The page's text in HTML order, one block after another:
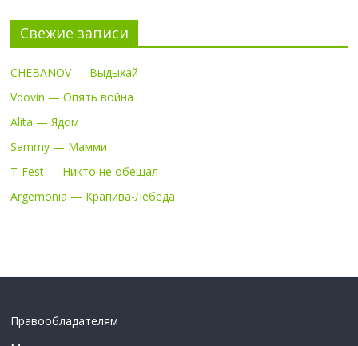
Свежие записи
CHEBANOV — Выдыхай
Vdovin — Опять война
Alita — Ядом
Sammy — Мамми
T-Fest — Никто не обещал
Argemonia — Крапива-Лебеда
Правообладателям